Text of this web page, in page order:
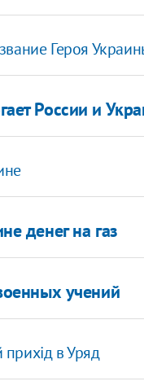
Героя
России и
денег на газ
учений
прихід в Уряд